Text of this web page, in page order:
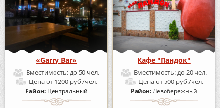
«Garry Bar»
Вместимость:до 50 чел.
Ценаот 1200 руб./чел.
Район: Центральный
Кафе "Пандок"
Вместимость:до 20 чел.
Ценаот 500 руб./чел.
Район:Левобережный